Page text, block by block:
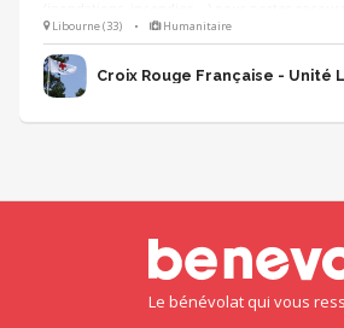
aux personnes impliquées.
Libourne (33) • Humanitaire
Croix Rouge Française - Unité
Le bénévolat qui vous